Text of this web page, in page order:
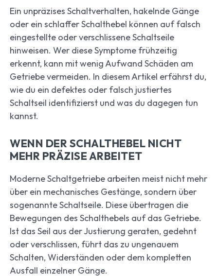
Ein unpräzises Schaltverhalten, hakelnde Gänge
oder ein schlaffer Schalthebel können auf falsch
eingestellte oder verschlissene Schaltseile
hinweisen. Wer diese Symptome frühzeitig
erkennt, kann mit wenig Aufwand Schäden am
Getriebe vermeiden. In diesem Artikel erfährst du,
wie du ein defektes oder falsch justiertes
Schaltseil identifizierst und was du dagegen tun
kannst.
WENN DER SCHALTHEBEL NICHT
MEHR PRÄZISE ARBEITET
Moderne Schaltgetriebe arbeiten meist nicht mehr
über ein mechanisches Gestänge, sondern über
sogenannte Schaltseile. Diese übertragen die
Bewegungen des Schalthebels auf das Getriebe.
Ist das Seil aus der Justierung geraten, gedehnt
oder verschlissen, führt das zu ungenauem
Schalten, Widerständen oder dem kompletten
Ausfall einzelner Gänge.